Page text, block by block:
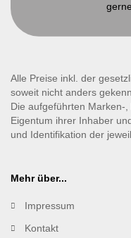
Alle Preise inkl. der
soweit nicht anders
Die aufgeführten Marken-
Eigentum ihrer Inhaber
und Identifikation der
Mehr über...
Impressum
Kontakt